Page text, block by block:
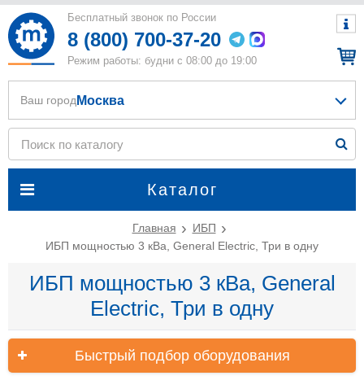
Бесплатный звонок по России
8 (800) 700-37-20
Режим работы: будни с 08:00 до 19:00
Каталог
Ваш город Москва
Главная
ИБП
ИБП мощностью 3 кВа, General Electric, Три в одну
ИБП мощностью 3 кВа, General
Electric, Три в одну
Быстрый подбор оборудования